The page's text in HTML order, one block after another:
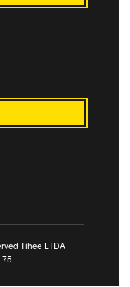
Tihee LTDA